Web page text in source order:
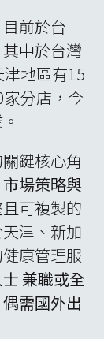
前於台
中於台灣
地區有15
分店，今
鍵核心角
場策略與
可複製的
津、新加
康管理服
兼職或全
需國外出